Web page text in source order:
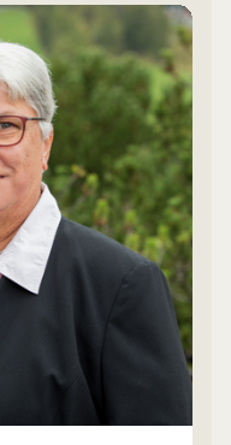
perfekt. Als
der
bei diversen
zur Stelle. Seine
in den